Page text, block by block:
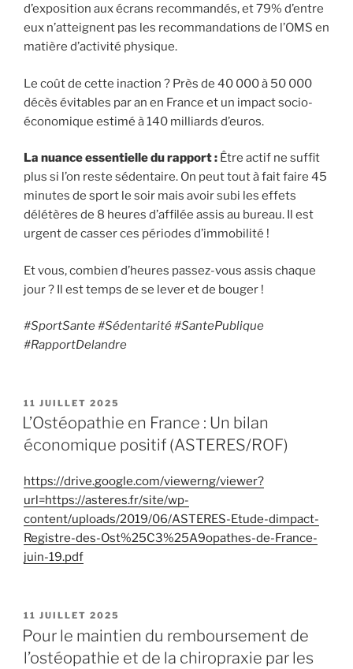
d’exposition aux écrans recommandés, et 79% d’entre
eux n’atteignent pas les recommandations de l’OMS en
matière d’activité physique.
Le coût de cette inaction ? Près de 40 000 à 50 000
décès évitables par an en France et un impact socio-
économique estimé à 140 milliards d’euros.
La nuance essentielle du rapport : Être actif ne suffit
plus si l’on reste sédentaire. On peut tout à fait faire 45
minutes de sport le soir mais avoir subi les effets
délétères de 8 heures d’affilée assis au bureau. Il est
urgent de casser ces périodes d’immobilité !
Et vous, combien d’heures passez-vous assis chaque
jour ? Il est temps de se lever et de bouger !
#SportSante #Sédentarité #SantePublique
#RapportDelandre
PUBLIÉ
LE
11 JUILLET 2025
L’Ostéopathie en France : Un bilan
économique positif (ASTERES/ROF)
https://drive.google.com/viewerng/viewer?
url=https://asteres.fr/site/wp-
content/uploads/2019/06/ASTERES-Etude-dimpact-
Registre-des-Ost%25C3%25A9opathes-de-France-
juin-19.pdf
PUBLIÉ
LE
11 JUILLET 2025
Pour le maintien du remboursement de
l’ostéopathie et de la chiropraxie par les